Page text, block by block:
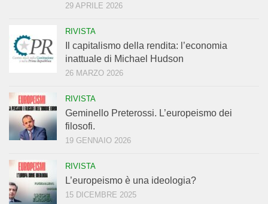
29 APRILE 2026
RIVISTA
Il capitalismo della rendita: l’economia
inattuale di Michael Hudson
26 MARZO 2026
RIVISTA
Geminello Preterossi. L’europeismo dei
filosofi.
19 GENNAIO 2026
RIVISTA
L’europeismo è una ideologia?
15 DICEMBRE 2025